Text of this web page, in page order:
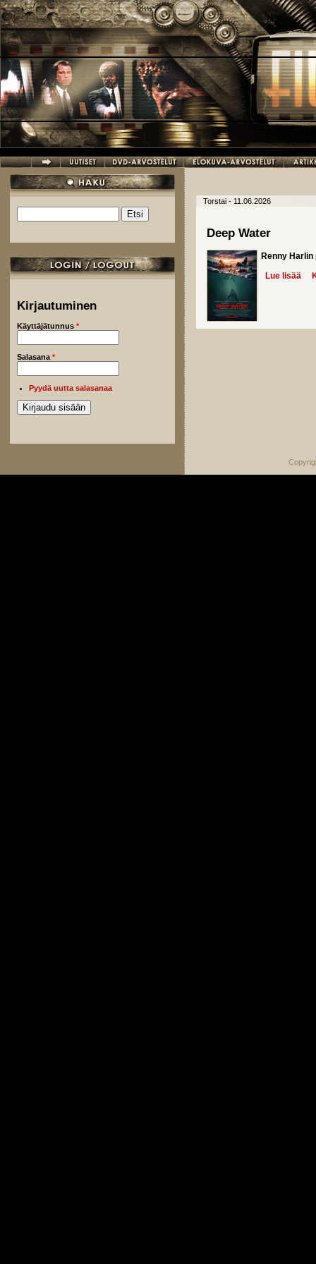
Hyppää pääsisältöön
Hakulomake
Kirjautuminen
Käyttäjätunnus *
Salasana *
Pyydä uutta salasanaa
Torstai - 11.06.2026
Deep Water
Renny Harlin
Lue lisää